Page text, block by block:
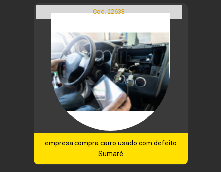
Cod.:22633
empresa compra carro usado com defeito
Sumaré